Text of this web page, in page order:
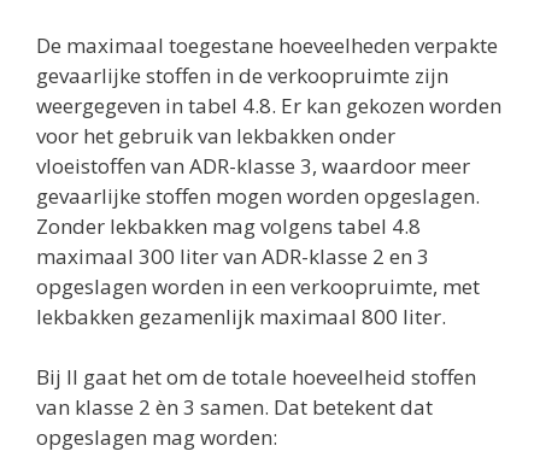
De maximaal toegestane hoeveelheden verpakte
gevaarlijke stoffen in de verkoopruimte zijn
weergegeven in tabel 4.8. Er kan gekozen worden
voor het gebruik van lekbakken onder
vloeistoffen van ADR-klasse 3, waardoor meer
gevaarlijke stoffen mogen worden opgeslagen.
Zonder lekbakken mag volgens tabel 4.8
maximaal 300 liter van ADR-klasse 2 en 3
opgeslagen worden in een verkoopruimte, met
lekbakken gezamenlijk maximaal 800 liter.
Bij II gaat het om de totale hoeveelheid stoffen
van klasse 2 èn 3 samen. Dat betekent dat
opgeslagen mag worden: